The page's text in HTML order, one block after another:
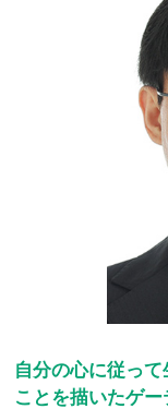
自分の心に従って
ことを描いたゲー